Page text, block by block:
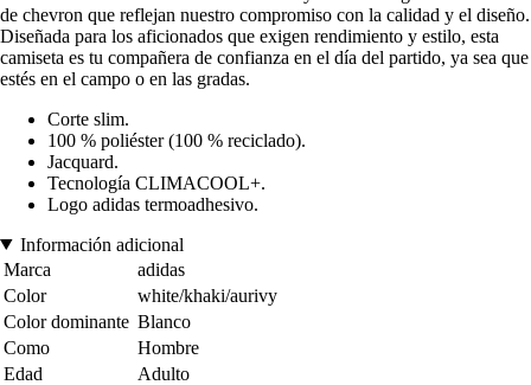
de chevron que reflejan nuestro compromiso con la calidad y el diseño.
Diseñada para los aficionados que exigen rendimiento y estilo, esta
camiseta es tu compañera de confianza en el día del partido, ya sea que
estés en el campo o en las gradas.
Corte slim.
100 % poliéster (100 % reciclado).
Jacquard.
Tecnología CLIMACOOL+.
Logo adidas termoadhesivo.
Información adicional
Marca
adidas
Color
white/khaki/aurivy
Color dominante Blanco
Como
Hombre
Edad
Adulto